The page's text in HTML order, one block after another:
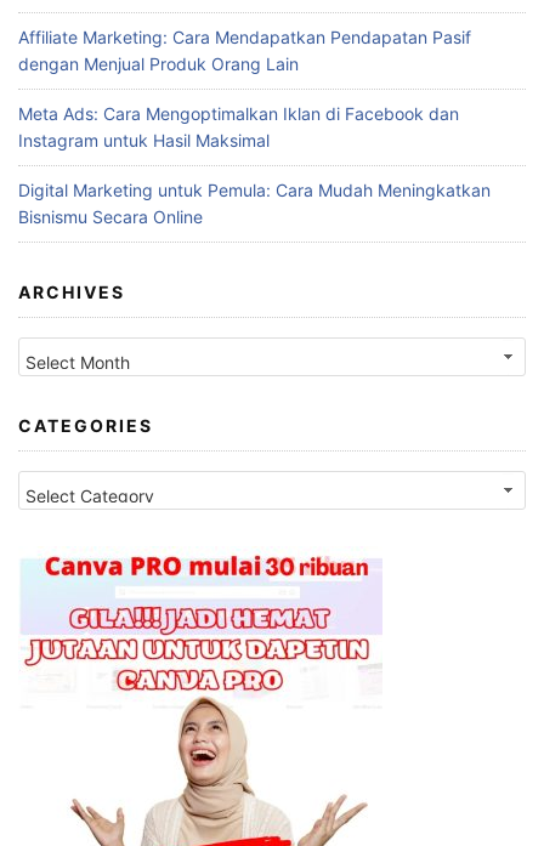
Affiliate Marketing: Cara Mendapatkan Pendapatan Pasif
dengan Menjual Produk Orang Lain
Meta Ads: Cara Mengoptimalkan Iklan di Facebook dan
Instagram untuk Hasil Maksimal
Digital Marketing untuk Pemula: Cara Mudah Meningkatkan
Bisnismu Secara Online
ARCHIVES
Archives
CATEGORIES
Categories